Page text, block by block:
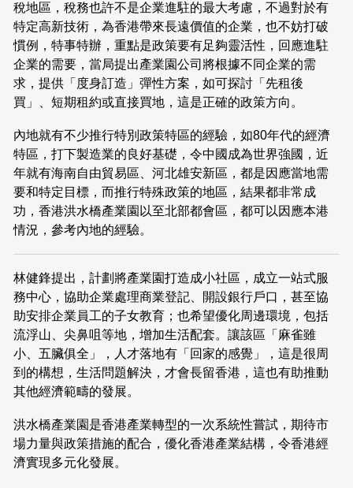
稅地區，稅務也許不是企業進駐的最大考慮，不過對於有
特定高新技術，為香港帶來長遠價值的企業，也不妨打破
慣例，特事特辦，重點是政策要有足夠靈活性，回應進駐
企業的需要，當局提出產業園公司將根據不同企業的需
求，提供「度身訂造」彈性方案，如可探討「先租後
買」、短期租約或直接買地，這是正確的政策方向。
內地就有不少推行特別政策特區的經驗，如80年代的經濟
特區，打下製造業的良好基礎，令中國成為世界強國，近
年就有海南自由貿易區、河北雄安新區，都是因應當地需
要和特定目標，而推行特殊政策的地區，結果都非常成
功，香港洪水橋產業園以至北部都會區，都可以因應本港
情況，參考內地的經驗。
林健鋒提出，計劃將產業園打造成小社區，成立一站式服
務中心，協助企業處理商業登記、開設銀行戶口，甚至協
助安排企業員工的子女教育；也希望優化周邊環境，包括
流浮山、尖鼻咀等地，增加生活配套。讓該區「麻雀雖
小、五臟俱全」，人才落地有「回家的感覺」，這是很周
到的構想，生活問題解決，才會長留香港，這也有助推動
其他經濟範疇的發展。
洪水橋產業園是香港產業轉型的一次系統性嘗試，期待市
場力量與政策措施的配合，優化香港產業結構，令香港經
濟實現多元化發展。